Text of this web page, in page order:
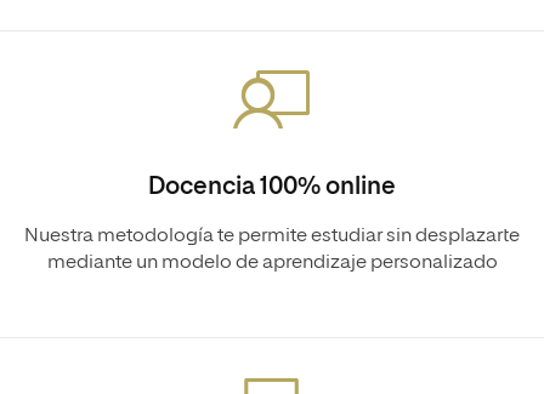
Docencia 100% online
Nuestra metodología te permite estudiar sin desplazarte
mediante un modelo de aprendizaje personalizado